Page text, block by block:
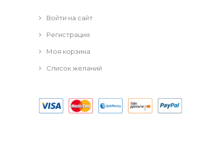
Войти на сайт
Регистрация
Моя корзина
Список желаний